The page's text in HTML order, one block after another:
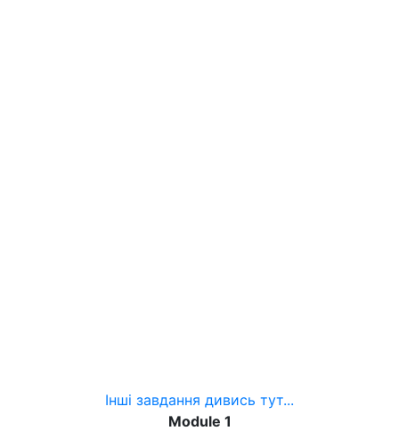
Інші завдання дивись тут...
Module 1